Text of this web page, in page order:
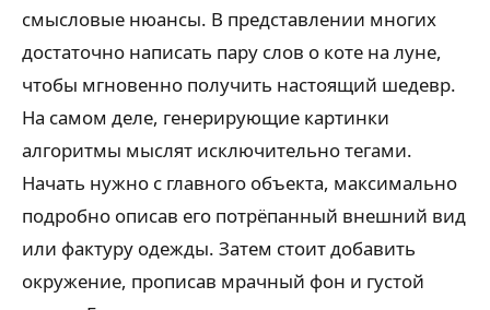
смысловые нюансы. В представлении многих
достаточно написать пару слов о коте на луне,
чтобы мгновенно получить настоящий шедевр.
На самом деле, генерирующие картинки
алгоритмы мыслят исключительно тегами.
Начать нужно с главного объекта, максимально
подробно описав его потрёпанный внешний вид
или фактуру одежды. Затем стоит добавить
окружение, прописав мрачный фон и густой